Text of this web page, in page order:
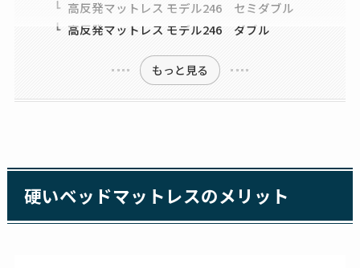
高反発マットレス モデル246 セミダブル
高反発マットレス モデル246 ダブル
もっと見る
硬いベッドマットレスのメリット